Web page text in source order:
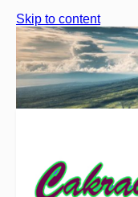
Skip to content